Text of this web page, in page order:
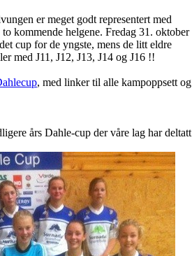
er meget godt representert med
kommende helgene. Fredag 31. oktober
cup for de yngste, mens de litt eldre
med J11, J12, J13, J14 og J16 !!
, med linker til alle kampoppsett og
års Dahle-cup der våre lag har